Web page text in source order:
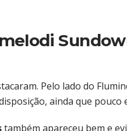
Pelo lado do
ainda que
também apareceu bem e